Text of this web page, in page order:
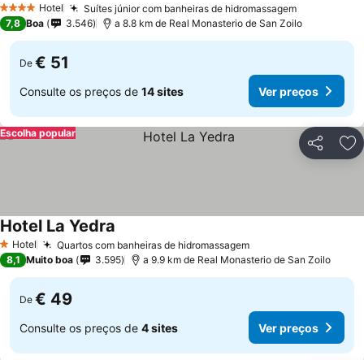
4 EstrelasHotel Suítes júnior com banheiras de hidromassagemVer preços
7,8 Boa 3.546 a 8.8 km de Real Monasterio de San Zoilo
De € 51
Consulte os preços de 14 sites Ver preços
Partilhar
Escolha popular
1 Estrelas
Hotel Quartos com banheiras de hidromassagemVer preços
Hotel La Yedra
8,1 Muito boa 3.595 a 9.9 km de Real Monasterio de San Zoilo
De € 49
Consulte os preços de 4 sites Ver preços